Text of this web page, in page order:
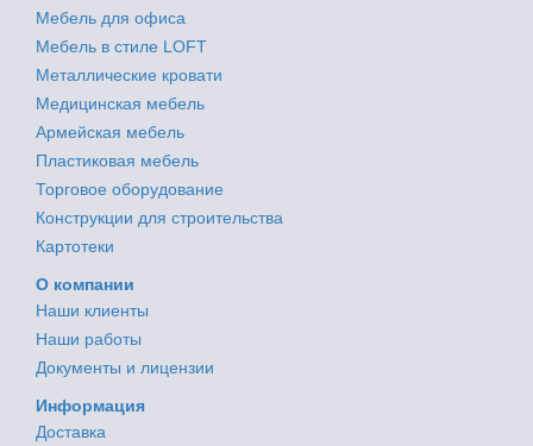
Мебель для офиса
Мебель в стиле LOFT
Металлические кровати
Медицинская мебель
Армейская мебель
Пластиковая мебель
Торговое оборудование
Конструкции для строительства
Картотеки
О компании
Наши клиенты
Наши работы
Документы и лицензии
Информация
Доставка